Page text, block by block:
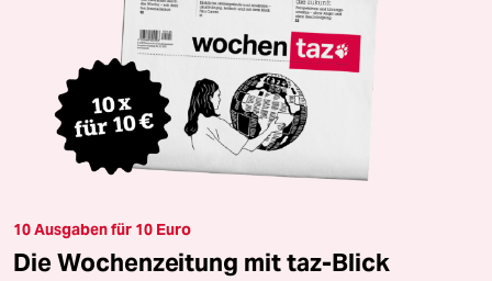
10 Ausgaben für 10 Euro
Die Wochenzeitung mit taz-Blick